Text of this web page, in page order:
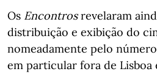
Os Encontrosrevelaram
distribuição e exibição do
nomeadamente pelo
em particular fora de Lisboa